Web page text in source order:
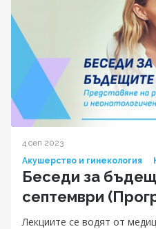
4 сеп 2023
Акушерство и гинекология
Беседи за
септември
Лекциите се водят от